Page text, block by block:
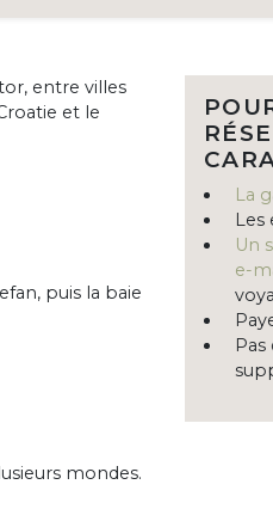
entre villes
et le
puis la baie
mondes.
La
Les
Un
e-
Pas